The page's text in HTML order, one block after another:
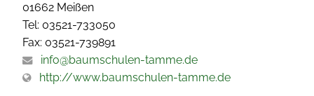
01662 Meißen
Tel: 03521-733050
Fax: 03521-739891
info@baumschulen-tamme.de
http://www.baumschulen-tamme.de